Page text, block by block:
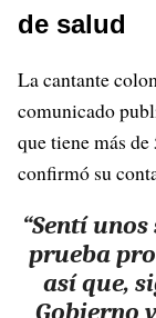
de salud
La cantante
comunicado
que tiene más
confirmó su
“Sentí
prueba
así que,
Gobierno